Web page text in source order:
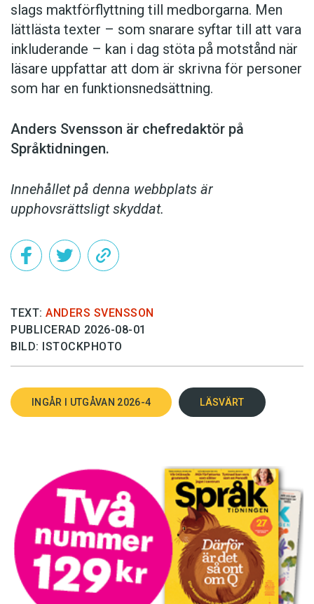
slags maktförflyttning till medborgarna. Men
lättlästa texter – som snarare syftar till att vara
inkluderande – kan i dag stöta på motstånd när
läsare uppfattar att dom är skrivna för personer
som har en funktionsnedsättning.
Anders Svensson är chefredaktör på
Språktidningen.
Innehållet på denna webbplats är
upphovsrättsligt skyddat.
TEXT: ANDERS SVENSSON
PUBLICERAD 2026-08-01
BILD: ISTOCKPHOTO
INGÅR I UTGÅVAN 2026-4 LÄSVÄRT